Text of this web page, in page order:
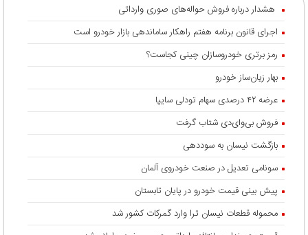
هشدار درباره فروش حواله‌های صوری وارداتی
اجرای قانون برنامه هفتم راهکار ساماندهی بازار خودرو است
رمز برتری خودروسازان چینی کجاست؟
بهار زیان‌ساز خودرو
عرضه ۴۲ درصدی سهام تودلی سایپا
فروش بی‌وای‌دی شتاب گرفت
بازگشت نیسان به سوددهی
سونامی تعدیل در صنعت خودروی آلمان
پیش بینی قیمت خودرو در پایان تابستان
محموله قطعات نیسان ترا وارد گمرکات کشور شد